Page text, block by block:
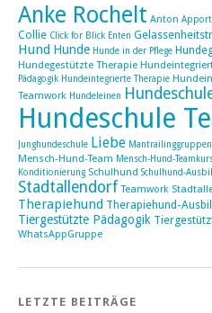
Anke Rochelt Anton
Collie Click for Blick Enten
Hund Hunde Hunde in der Pflege
Hundegestützte Therapie
Pädagogik Hundeintegrierte Therapie
Teamwork Hundeleinen
Hundeschule
Junghundeschule Liebe Mantrailinggruppen
Mensch-Hund-Team Mensch-Hund-
Konditionierung Schulhund Schulhund-
Stadtallendorf Teamwork
Therapiehund Therapiehund-
Tiergestützte Pädagogik
WhatsAppGruppe
LETZTE BEITRÄGE